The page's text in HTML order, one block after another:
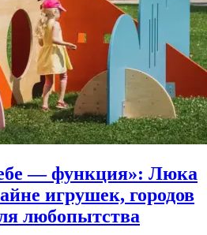
— функция»: Люка
игрушек, городов
любопытства